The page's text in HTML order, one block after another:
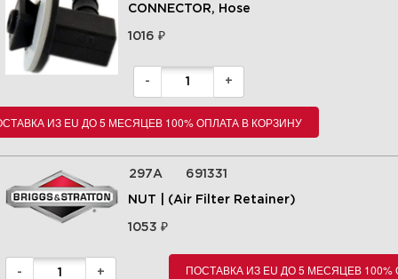
Увеличить
коллектор 295442-0113-E9
CONNECTOR, Hose
1016₽
- +
ИЗ EU ДО 5 МЕСЯЦЕВ 100% ОПЛАТА В КОРЗИНУ
297A 691331
NUT | (Air Filter Retainer)
1053₽
- + ПОСТАВКА ИЗ EU ДО 5 МЕСЯЦЕВ